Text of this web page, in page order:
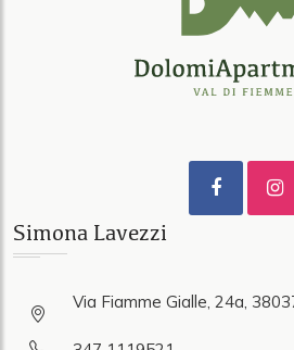
Simona Lavezzi
Via Fiamme Gialle, 24a,